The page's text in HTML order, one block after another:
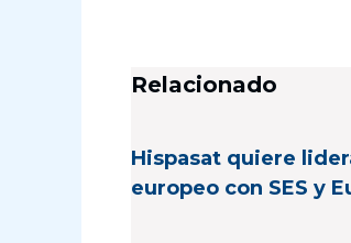
Relacionado
Hispasat quiere
europeo con SES y